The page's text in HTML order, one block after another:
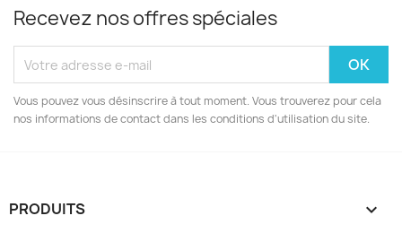
Recevez nos offres spéciales
Vous pouvez vous désinscrire à tout moment. Vous trouverez pour cela
nos informations de contact dans les conditions d'utilisation du site.
PRODUITS 